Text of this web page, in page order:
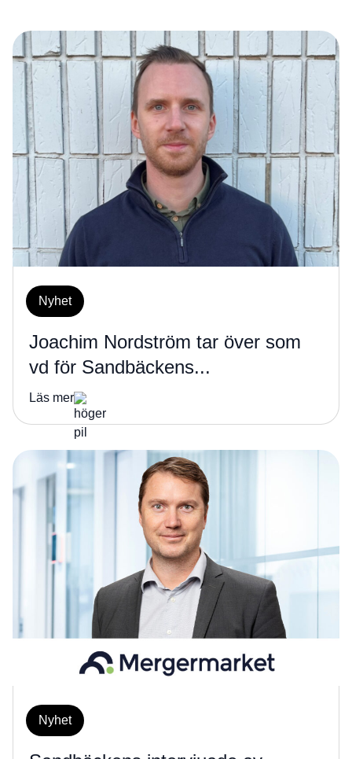
Nyhet
Joachim Nordström tar över som
vd för Sandbäckens...
Läs mer
Nyhet